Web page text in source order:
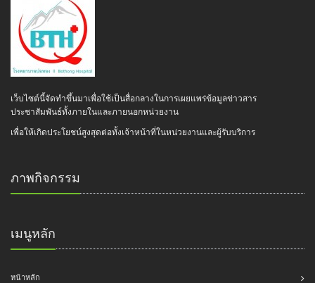
เว็บไซต์นี้จัดทำขึ้นมาเพื่อใช้เป็นสื่อกลางในการเผยแพร่ข้อมูลข่าวสาร
ประชาสัมพันธ์ทั้งภายในและภายนอกหน่วยงาน
เพื่อให้เกิดประโยชน์สูงสุดต่อทั้งเจ้าหน้าที่ในหน่วยงานและผู้รับบริการ
ภาพกิจกรรม
เมนูหลัก
หน้าหลัก